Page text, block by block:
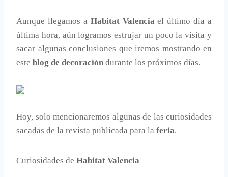
Aunque llegamos a Habitat Valencia el último día a
última hora, aún logramos estrujar un poco la visita y
sacar algunas conclusiones que iremos mostrando en
este blog de decoración durante los próximos días.
Hoy, solo mencionaremos algunas de las curiosidades
sacadas de la revista publicada para la feria.
Curiosidades de Habitat Valencia